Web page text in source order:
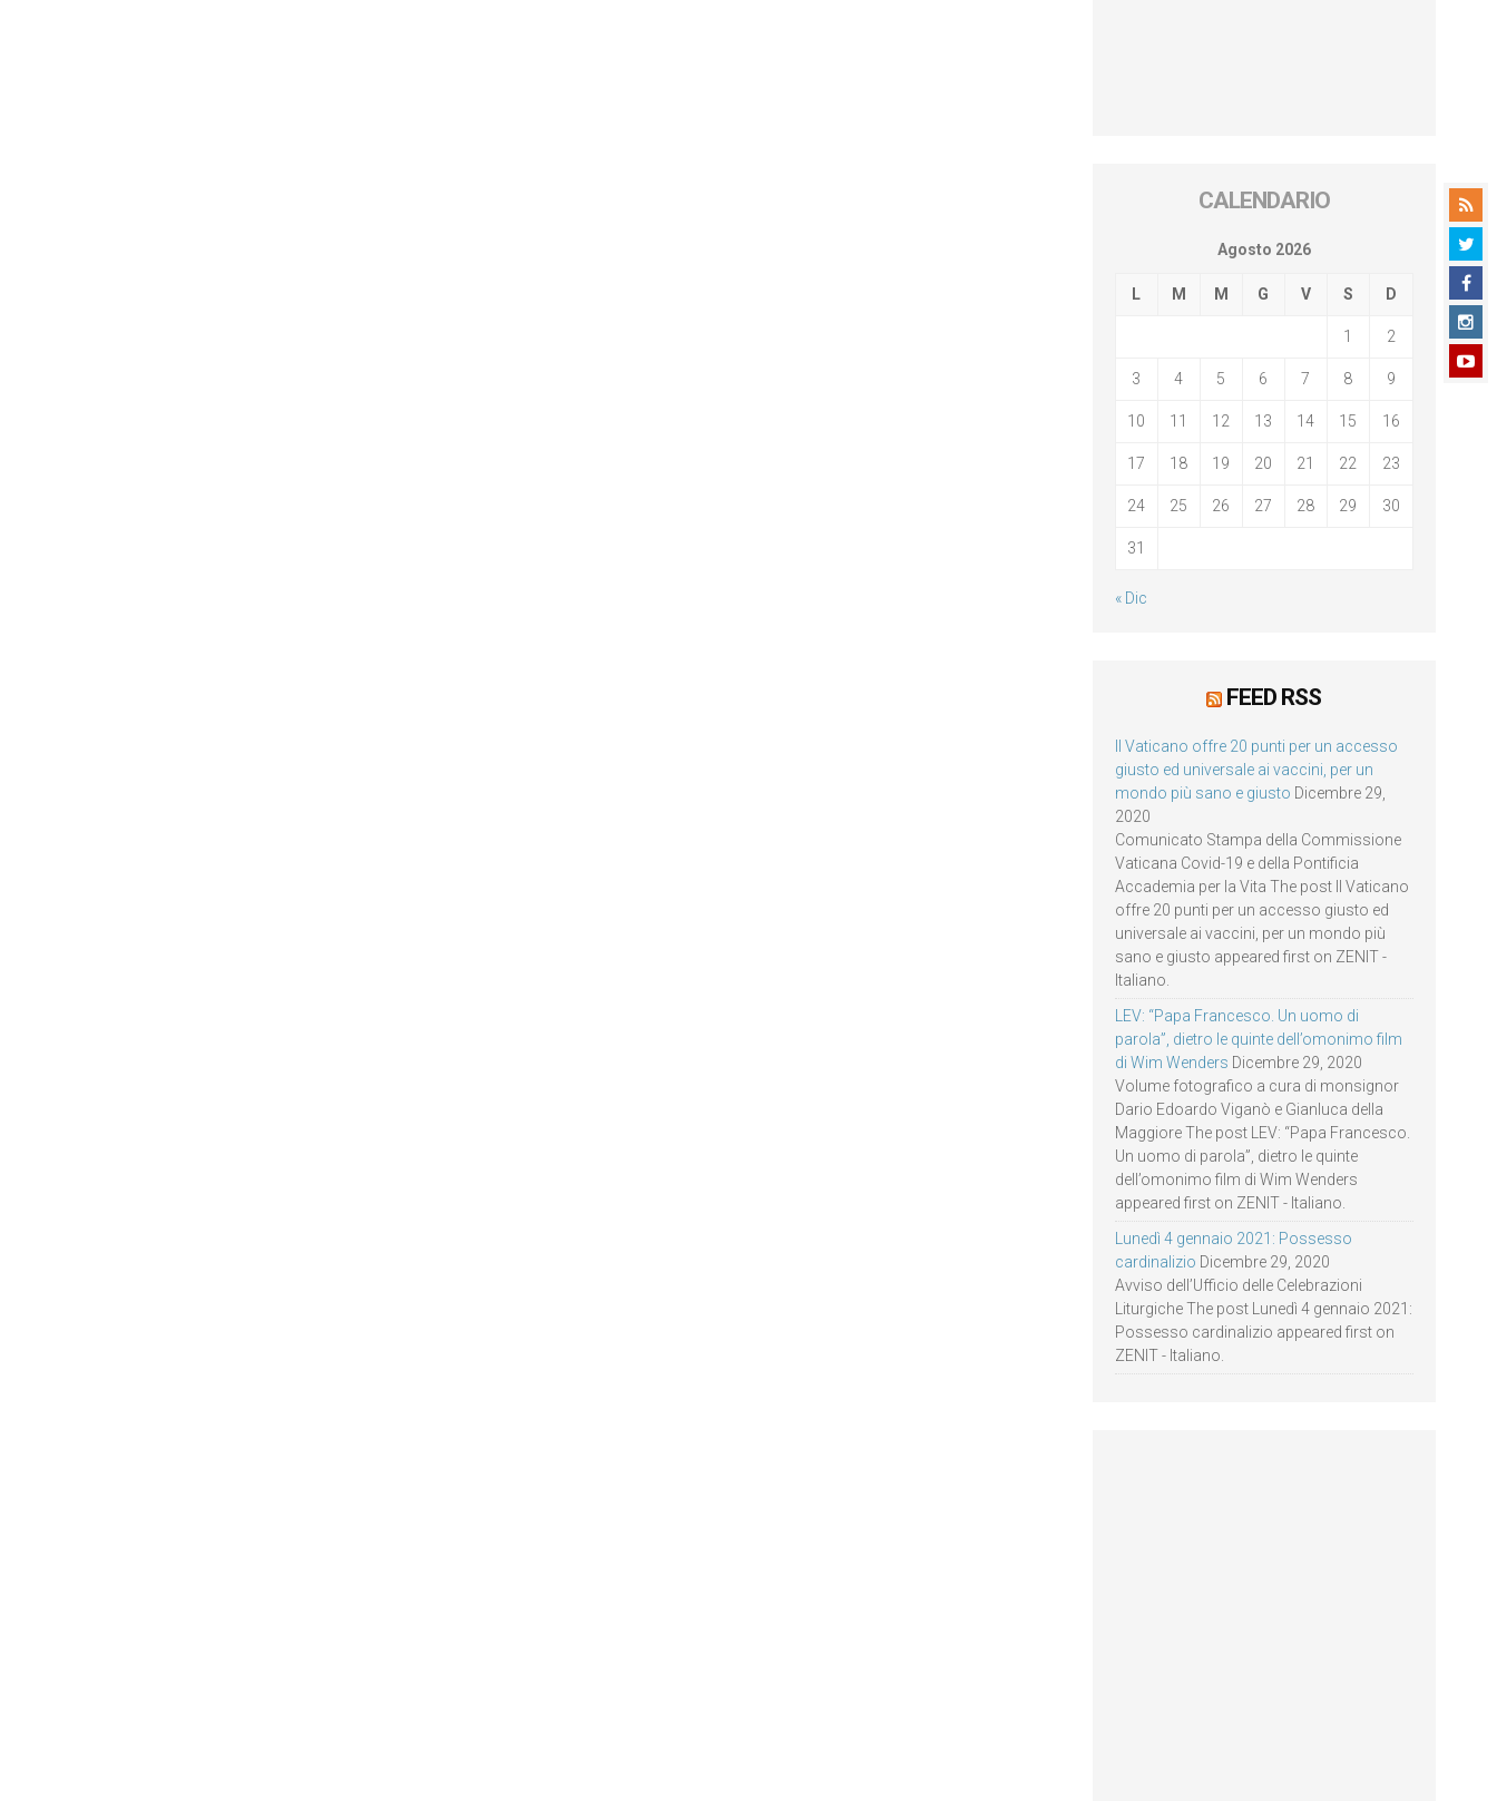
CALENDARIO
Agosto 2026
L M M G V S D
1 2
3 4 5 6 7 8 9
10 11 12 13 14 15 16
17 18 19 20 21 22 23
24 25 26 27 28 29 30
31
« Dic
FEED RSS
Il Vaticano offre 20 punti per un accesso
giusto ed universale ai vaccini, per un
mondo più sano e giusto Dicembre 29,
2020
Comunicato Stampa della Commissione
Vaticana Covid-19 e della Pontificia
Accademia per la Vita The post Il Vaticano
offre 20 punti per un accesso giusto ed
universale ai vaccini, per un mondo più
sano e giusto appeared first on ZENIT -
Italiano.
LEV: “Papa Francesco. Un uomo di
parola”, dietro le quinte dell’omonimo film
di Wim Wenders Dicembre 29, 2020
Volume fotografico a cura di monsignor
Dario Edoardo Viganò e Gianluca della
Maggiore The post LEV: “Papa Francesco.
Un uomo di parola”, dietro le quinte
dell’omonimo film di Wim Wenders
appeared first on ZENIT - Italiano.
Lunedì 4 gennaio 2021: Possesso
cardinalizio Dicembre 29, 2020
Avviso dell’Ufficio delle Celebrazioni
Liturgiche The post Lunedì 4 gennaio 2021:
Possesso cardinalizio appeared first on
ZENIT - Italiano.